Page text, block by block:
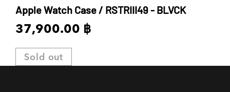
Apple Watch Case / RSTRIII49 - BLVCK
37,900.00 ฿
Sold out